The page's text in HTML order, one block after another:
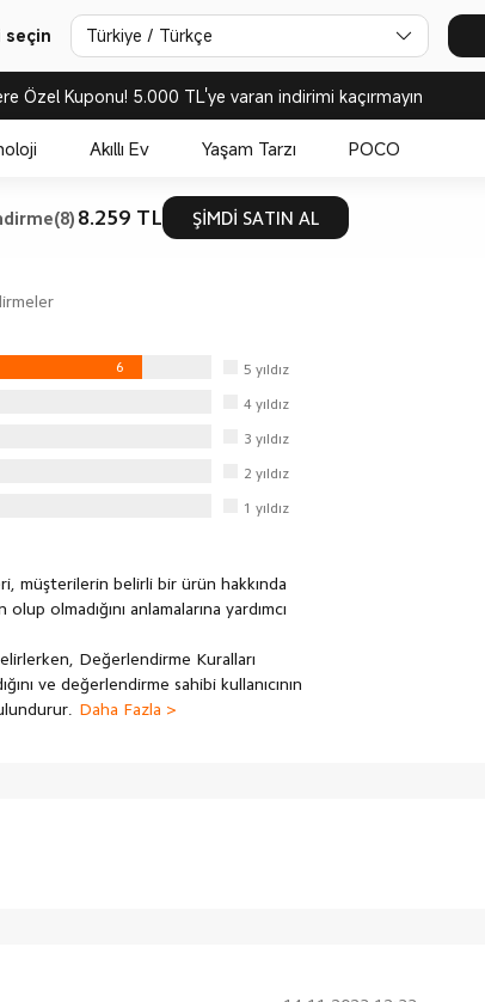
seçin Türkiye / Türkçe
Özel Kuponu! 5.000 TL'ye varan indirimi kaçırmayın
Akıllı Ev Yaşam Tarzı POCO
8.259 TL ŞİMDİ SATIN AL
6 5 yıldız
4 yıldız
3 yıldız
2 yıldız
1 yıldız
müşterilerin belirli bir ürün hakkında
olmadığını anlamalarına yardımcı
Değerlendirme Kuralları
ve değerlendirme sahibi kullanıcının
Daha Fazla >